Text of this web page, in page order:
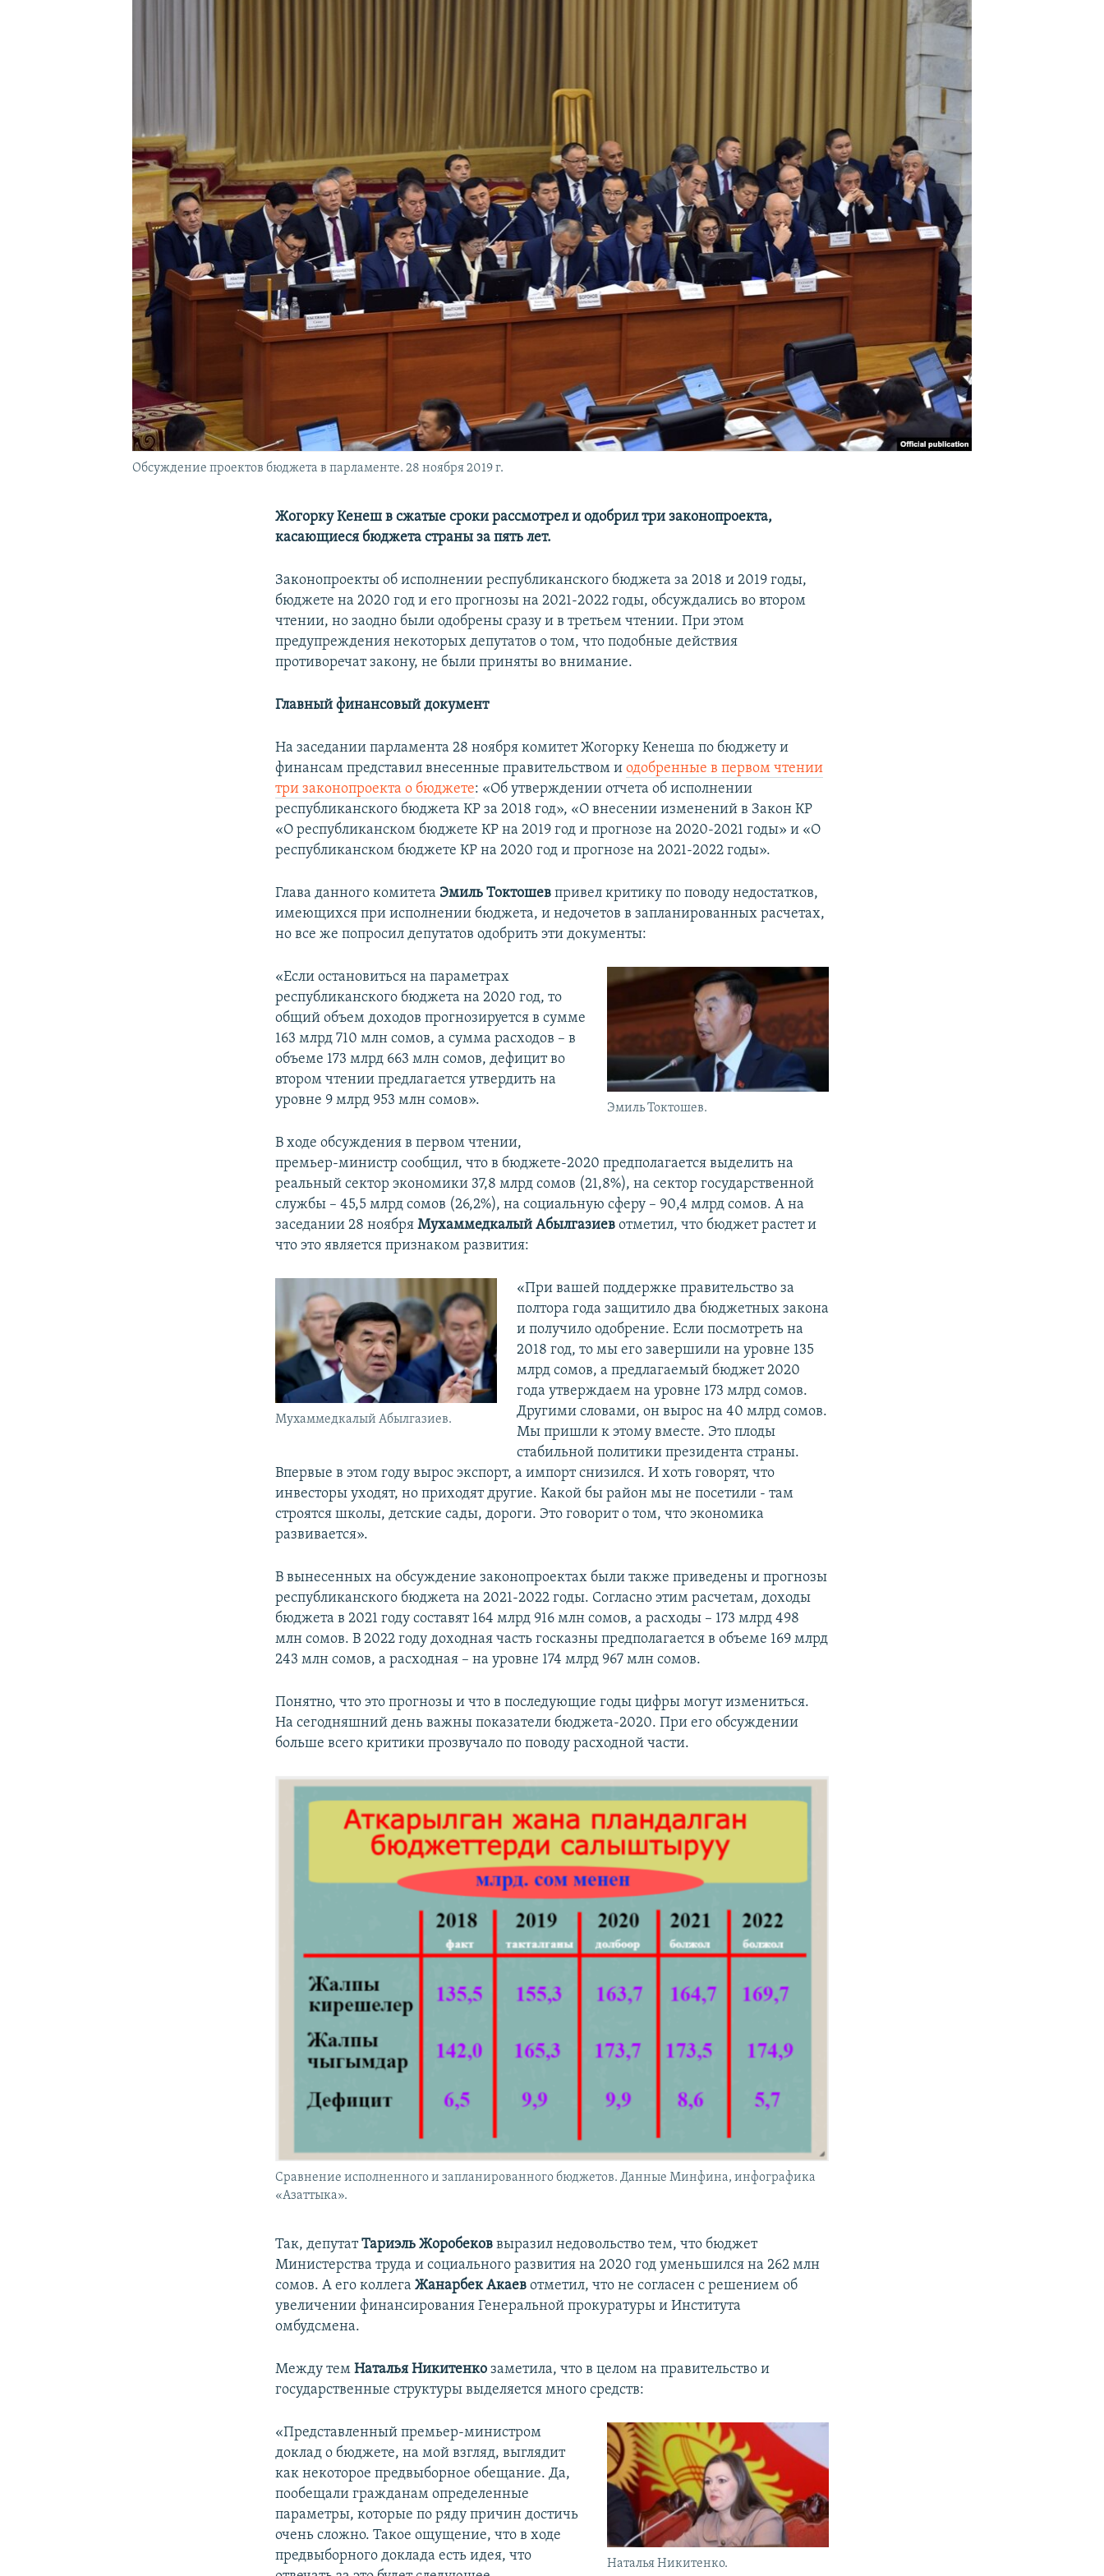
Обсуждение проектов бюджета в парламенте. 28 ноября 2019 г.
Жогорку Кенеш в сжатые сроки рассмотрел и одобрил три законопроекта,
касающиеся бюджета страны за пять лет.
Законопроекты об исполнении республиканского бюджета за 2018 и 2019 годы,
бюджете на 2020 год и его прогнозы на 2021-2022 годы, обсуждались во втором
чтении, но заодно были одобрены сразу и в третьем чтении. При этом
предупреждения некоторых депутатов о том, что подобные действия
противоречат закону, не были приняты во внимание.
Главный финансовый документ
На заседании парламента 28 ноября комитет Жогорку Кенеша по бюджету и
финансам представил внесенные правительством​ иодобренные в первом чтении
три законопроекта о бюджете: «Об утверждении отчета об исполнении
республиканского бюджета КР за 2018 год», «О внесении изменений в Закон КР
«О республиканском бюджете КР на 2019 год и прогнозе на 2020-2021 годы» и «О
республиканском бюджете КР на 2020 год и прогнозе на 2021-2022 годы».
Глава данного комитета Эмиль Токтошев привел критику по поводу недостатков,
имеющихся при исполнении бюджета, и недочетов в запланированных расчетах,
но все же попросил депутатов одобрить эти документы:
Эмиль Токтошев.
«Если остановиться на параметрах
республиканского бюджета на 2020 год, то
общий объем доходов прогнозируется в сумме
163 млрд 710 млн сомов, а сумма расходов – в
объеме 173 млрд 663 млн сомов, дефицит во
втором чтении предлагается утвердить на
уровне 9 млрд 953 млн сомов».
В ходе обсуждения в первом чтении,
премьер-министр сообщил, что в бюджете-2020 предполагается выделить на
реальный сектор экономики 37,8 млрд сомов (21,8%), на сектор государственной
службы – 45,5 млрд сомов (26,2%), на социальную сферу – 90,4 млрд сомов. А на
заседании 28 ноябряМухаммедкалый Абылгазиев отметил, что бюджет растет и
что это является признаком развития:
Мухаммедкалый Абылгазиев.
«При вашей поддержке правительство за
полтора года защитило два бюджетных закона
и получило одобрение. Если посмотреть на
2018 год, то мы его завершили на уровне 135
млрд сомов, а предлагаемый бюджет 2020
года утверждаем на уровне 173 млрд сомов.
Другими словами, он вырос на 40 млрд сомов.
Мы пришли к этому вместе. Это плоды
стабильной политики президента страны.
Впервые в этом году вырос экспорт, а импорт снизился. И хоть говорят, что
инвесторы уходят, но приходят другие. Какой бы район мы не посетили - там
строятся школы, детские сады, дороги. Это говорит о том, что экономика
развивается».
В вынесенных на обсуждение законопроектах были также приведены и прогнозы
республиканского бюджета на 2021-2022 годы. Согласно этим расчетам, доходы
бюджета в 2021 году составят 164 млрд 916 млн сомов, а расходы – 173 млрд 498
млн сомов. В 2022 году доходная часть госказны предполагается в объеме 169 млрд
243 млн сомов, а расходная – на уровне 174 млрд 967 млн сомов.
Понятно, что это прогнозы и что в последующие годы цифры могут измениться.
На сегодняшний день важны показатели бюджета-2020. При его обсуждении
больше всего критики прозвучало по поводу расходной части.
Сравнение исполненного и запланированного бюджетов. Данные Минфина, инфографика
«Азаттыка».
Так, депутатТариэль Жоробеков выразил недовольство тем, что бюджет
Министерства труда и социального развития на 2020 год уменьшился на 262 млн
сомов. А его коллегаЖанарбек Акаев отметил, что не согласен с решением об
увеличении финансирования Генеральной прокуратуры и Института
омбудсмена.
Между темНаталья Никитенко заметила, что в целом на правительство и
государственные структуры выделяется много средств:
Наталья Никитенко.
«Представленный премьер-министром
доклад о бюджете, на мой взгляд, выглядит
как некоторое предвыборное обещание. Да,
пообещали гражданам определенные
параметры, которые по ряду причин достичь
очень сложно. Такое ощущение, что в ходе
предвыборного доклада есть идея, что